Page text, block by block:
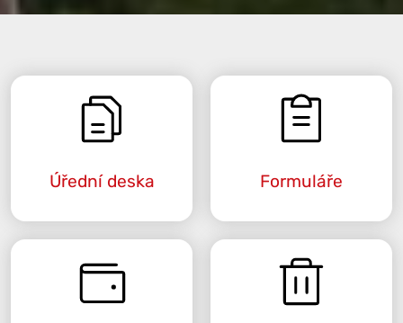
Úřední deska Formuláře